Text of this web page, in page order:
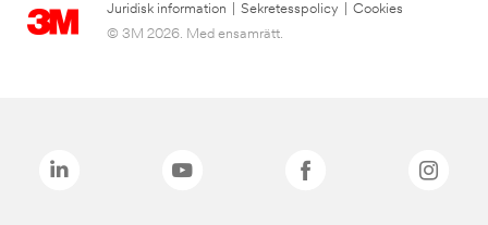
Juridisk information Sekretesspolicy
Cookies
© 3M 2026. Med ensamrätt.